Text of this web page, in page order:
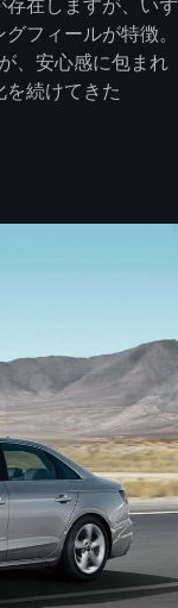
在しますが、いず
フィールが特徴。
、安心感に包まれ
続けてきた